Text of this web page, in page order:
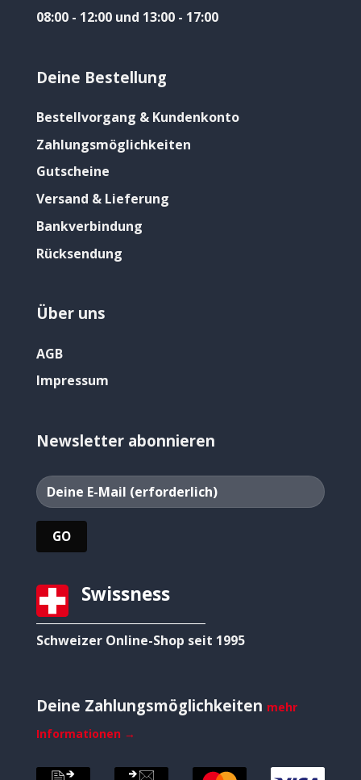
08:00 - 12:00 und 13:00 - 17:00
Deine Bestellung
Bestellvorgang & Kundenkonto
Zahlungsmöglichkeiten
Gutscheine
Versand & Lieferung
Bankverbindung
Rücksendung
Über uns
AGB
Impressum
Newsletter abonnieren
Swissness
Schweizer Online-Shop seit 1995
Deine Zahlungsmöglichkeiten mehr
Informationen →